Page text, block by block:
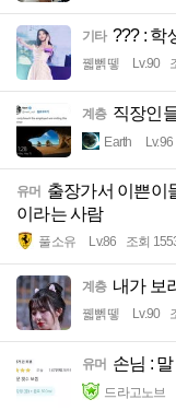
기타 ??? : 학
꿻뻵뗗 Lv.90
계층 직장인
Earth Lv.96
유머 출장가서 이쁜이
이라는 사람
풀소유 Lv.86 조회
계층 내가 보
꿻뻵뗗 Lv.90
유머 손님 :
드라고노브